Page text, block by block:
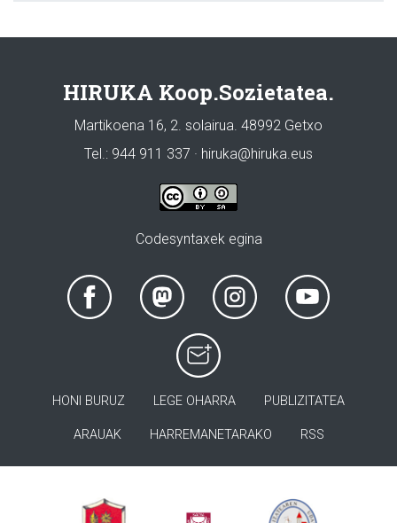
HIRUKA Koop.Sozietatea.
Martikoena 16, 2. solairua. 48992 Getxo
Tel.: 944 911 337 · hiruka@hiruka.eus
Codesyntaxek egina
HONI BURUZ LEGE OHARRA PUBLIZITATEA
ARAUAK HARREMANETARAKO RSS